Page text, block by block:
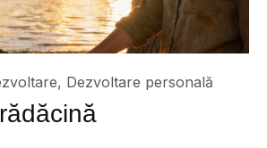
, Dezvoltare personală